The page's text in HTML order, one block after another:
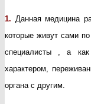
1. Данная медицина
которые живут сами
специалисты , а
характером,
органа с другим.